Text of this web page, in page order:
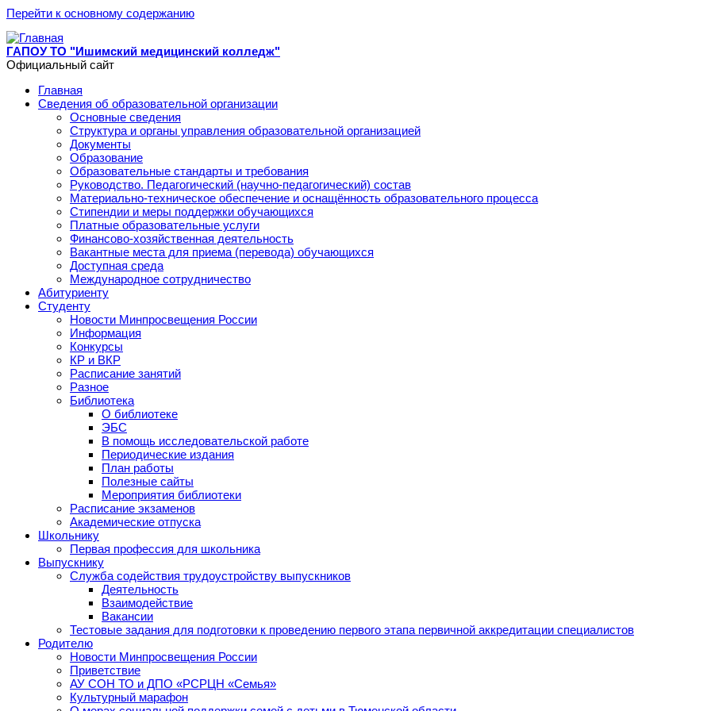
Перейти к основному содержанию
ГАПОУ ТО "Ишимский медицинский колледж"
Официальный сайт
Главная
Сведения об образовательной организации
Основные сведения
Структура и органы управления образовательной организацией
Документы
Образование
Образовательные стандарты и требования
Руководство. Педагогический (научно-педагогический) состав
Материально-техническое обеспечение и оснащённость образовательного процесса
Стипендии и меры поддержки обучающихся
Платные образовательные услуги
Финансово-хозяйственная деятельность
Вакантные места для приема (перевода) обучающихся
Доступная среда
Международное сотрудничество
Абитуриенту
Студенту
Новости Минпросвещения России
Информация
Конкурсы
КР и ВКР
Расписание занятий
Разное
Библиотека
О библиотеке
ЭБС
В помощь исследовательской работе
Периодические издания
План работы
Полезные сайты
Мероприятия библиотеки
Расписание экзаменов
Академические отпуска
Школьнику
Первая профессия для школьника
Выпускнику
Служба содействия трудоустройству выпускников
Деятельность
Взаимодействие
Вакансии
Тестовые задания для подготовки к проведению первого этапа первичной аккредитации специалистов
Родителю
Новости Минпросвещения России
Приветствие
АУ СОН ТО и ДПО «РСРЦН «Семья»
Культурный марафон